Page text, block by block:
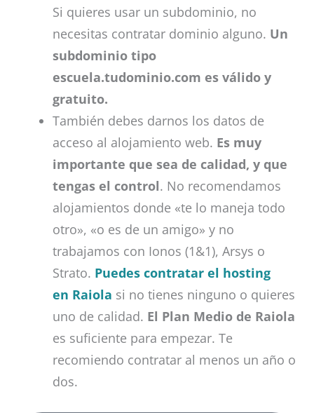
Si quieres usar un subdominio, no
necesitas contratar dominio alguno. Un
subdominio tipo
escuela.tudominio.com es válido y
gratuito.
También debes darnos los datos de
acceso al alojamiento web. Es muy
importante que sea de calidad, y que
tengas el control. No recomendamos
alojamientos donde «te lo maneja todo
otro», «o es de un amigo» y no
trabajamos con Ionos (1&1), Arsys o
Strato. Puedes contratar el hosting
en Raiola si no tienes ninguno o quieres
uno de calidad. El Plan Medio de Raiola
es suficiente para empezar. Te
recomiendo contratar al menos un año o
dos.